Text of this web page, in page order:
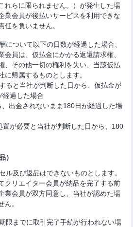
れらに限られません。）が発生した場
業会員が後払いサービスを利用できな
任を負いません。
について以下の日数が経過した場合、
会員は、仮払金にかかる返還請求権、
、その他一切の権利を失い、当該仮払
に帰属するものとします。
ると当社が判断した日から、仮払金が
経過した場合
出金されないまま180日が経過した場
が必要と当社が判断した日から、180
）
ル及び返品はできないものとします。
クリエイター会員が納品を完了する前
業会員が双方同意し、当社が認めた場
ん。
限までに取引完了手続が行われない場